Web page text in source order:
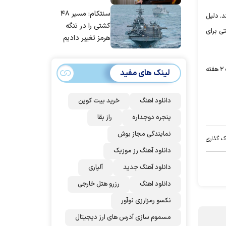
دلیل
است. سرخ‌پوشان در این ۲ بازی کار سختی برای
بخشی از هواداران استقلال با توجه به اینکه این تیم هنوز شانس خوبی برای قهرمانی دارد، ترجیح دادند از کادرفنی و بازیکنان انتقاد نکنند و منتظر اتفاقات ۲ هفته
گذاری
مردم ایران استسنتکام: مسیر ۴۸
کشتی را در تنگه
هرمز تغییر دادیم
لینک های مفید
دانلود اهنگ
خرید بیت کوین
پنجره دوجداره
راز بقا
نمایندگی مجاز بوش
دانلود آهنگ رز‌ موزیک
دانلود آهنگ جدید
آلپاری
دانلود اهنگ
رزرو هتل خارجی
نکسو رمزارزی نوآور
مسموم سازی آدرس های ارز دیجیتال